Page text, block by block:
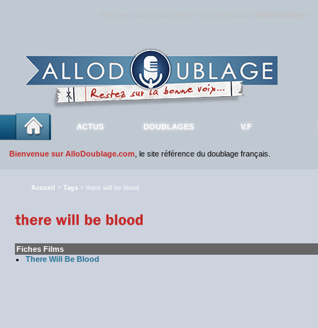
ACTUS DOUBLAGES V.F
Bienvenue sur AlloDoublage.com , le site référence du doublage français.
Accueil > Tags > there will be blood
Fiches Films
There Will Be Blood